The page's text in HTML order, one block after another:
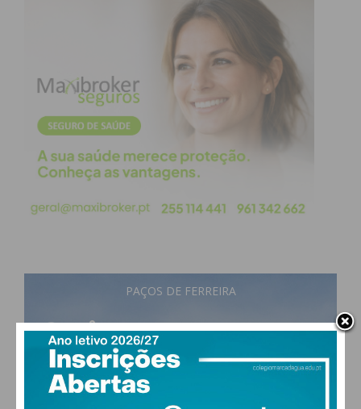
PAÇOS DE FERREIRA
27°
scattered clouds
vento: 4m/s O
MAX 27 • MIN 27